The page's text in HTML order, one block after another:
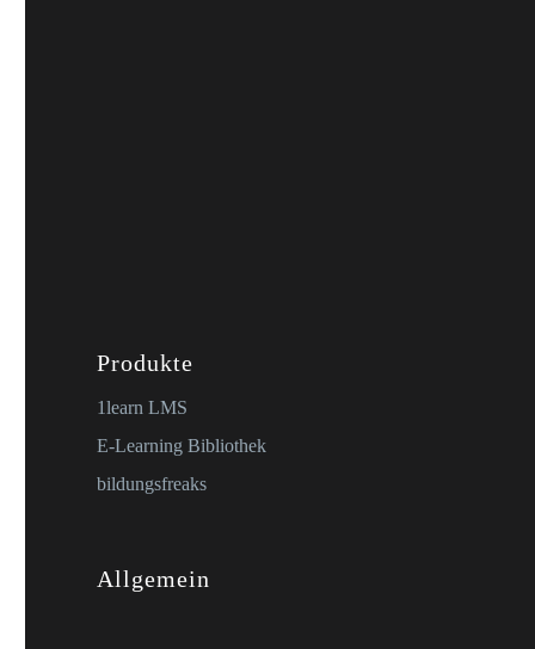
Produkte
1learn LMS
E-Learning Bibliothek
bildungsfreaks
Allgemein